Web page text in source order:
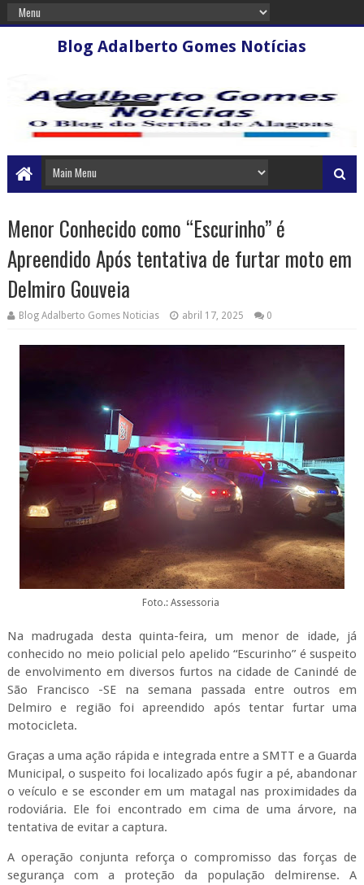
Blog Adalberto Gomes Notícias
Menor Conhecido como “Escurinho” é
Apreendido Após tentativa de furtar moto em
Delmiro Gouveia
Blog Adalberto Gomes Noticias abril 17, 2025 0
Foto.: Assessoria
Na madrugada desta quinta-feira, um menor de idade, já
conhecido no meio policial pelo apelido “Escurinho” é suspeito
de envolvimento em diversos furtos na cidade de Canindé de
São Francisco -SE na semana passada entre outros em
Delmiro e região foi apreendido após tentar furtar uma
motocicleta.
Graças a uma ação rápida e integrada entre a SMTT e a Guarda
Municipal, o suspeito foi localizado após fugir a pé, abandonar
o veículo e se esconder em um matagal nas proximidades da
rodoviária. Ele foi encontrado em cima de uma árvore, na
tentativa de evitar a captura.
A operação conjunta reforça o compromisso das forças de
segurança com a proteção da população delmirense. A